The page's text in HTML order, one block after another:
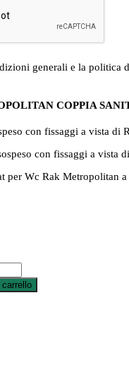
generali e la politica
COPPIA
con fissaggi a vista di
con fissaggi a vista
per Wc Rak Metropolitan